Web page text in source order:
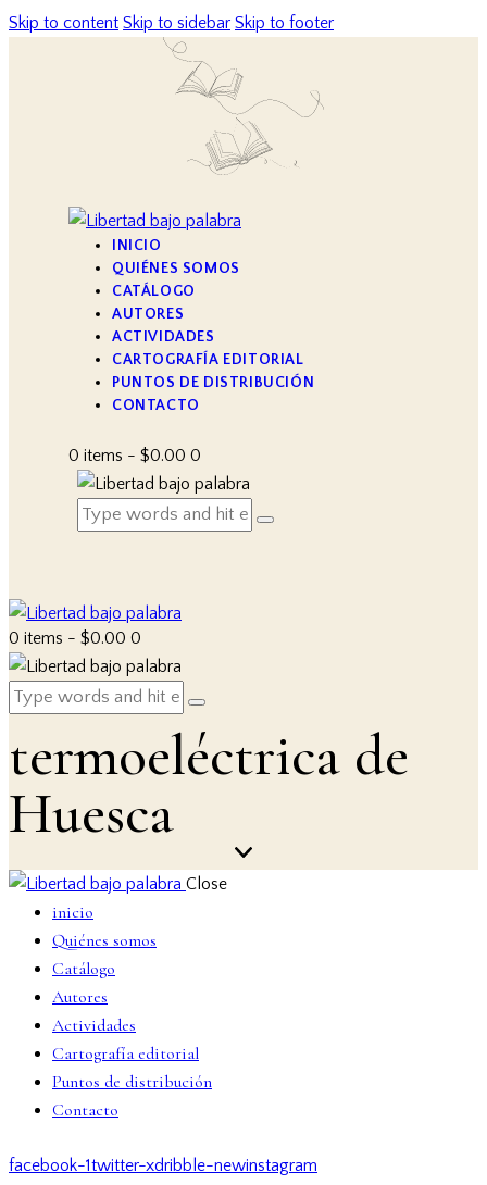
Skip to content Skip to sidebar Skip to footer
INICIO
QUIÉNES SOMOS
CATÁLOGO
AUTORES
ACTIVIDADES
CARTOGRAFÍA EDITORIAL
PUNTOS DE DISTRIBUCIÓN
CONTACTO
0 items - $0.00 0
0 items - $0.00 0
termoeléctrica de
Huesca
Close
inicio
Quiénes somos
Catálogo
Autores
Actividades
Cartografía editorial
Puntos de distribución
Contacto
facebook-1twitter-xdribble-newinstagram